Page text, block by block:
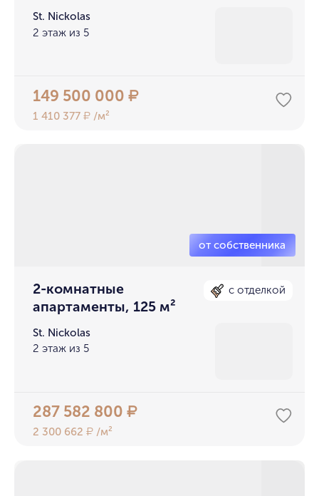
St. Nickolas
2 этаж из 5
149 500 000₽
1 410 377₽ /м²
2-комнатные
апартаменты, 125 м²
с отделкой
St. Nickolas
2 этаж из 5
287 582 800₽
2 300 662₽ /м²